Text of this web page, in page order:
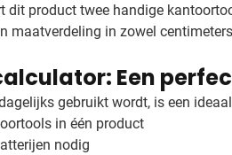
dit product twee handige
maatverdeling in zowel
Een
gebruikt wordt, is een
in één product
nodig